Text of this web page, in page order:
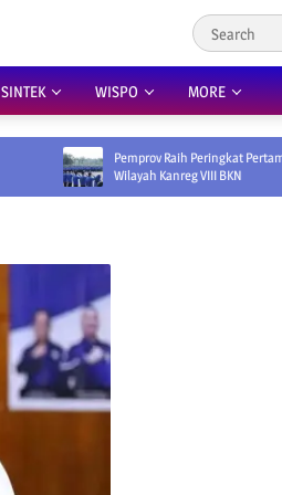
SINTEK WISPO MORE
Pemprov Raih Peringkat Pertama IKADA 2026 di
Wilayah Kanreg VIII BKN